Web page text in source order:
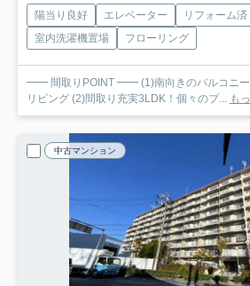
陽当り良好 エレベーター リフォーム済
室内洗濯機置場
フローリング
━━ 間取りPOINT ━━ (1)南向きのバルコニー
リビング (2)間取り充実3LDK！個々のプ...
も
中古マンション